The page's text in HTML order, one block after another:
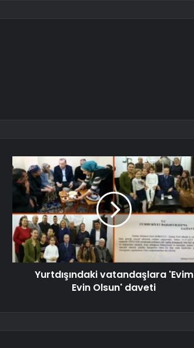
Yurtdışındaki vatandaşlara 'Evim
Evin Olsun' daveti